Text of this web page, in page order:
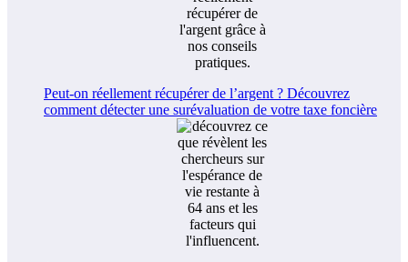
Peut-on réellement récupérer de l’argent ? Découvrez
comment détecter une surévaluation de votre taxe foncière